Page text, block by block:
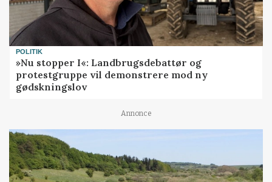
POLITIK
»Nu stopper I«: Landbrugsdebattør og
protestgruppe vil demonstrere mod ny
gødskningslov
Annonce